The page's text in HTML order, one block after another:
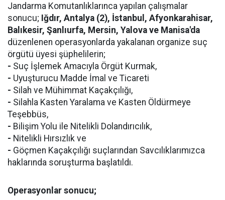
Jandarma Komutanlıklarınca yapılan çalışmalar
sonucu; Iğdır, Antalya (2), İstanbul, Afyonkarahisar,
Balıkesir, Şanlıurfa, Mersin, Yalova ve Manisa'da
düzenlenen operasyonlarda yakalanan organize suç
örgütü üyesi şüphelilerin;
- Suç İşlemek Amacıyla Örgüt Kurmak,
- Uyuşturucu Madde İmal ve Ticareti
- Silah ve Mühimmat Kaçakçılığı,
- Silahla Kasten Yaralama ve Kasten Öldürmeye
Teşebbüs,
- Bilişim Yolu ile Nitelikli Dolandırıcılık,
- Nitelikli Hırsızlık ve
- Göçmen Kaçakçılığı suçlarından Savcılıklarımızca
haklarında soruşturma başlatıldı.
Operasyonlar sonucu;